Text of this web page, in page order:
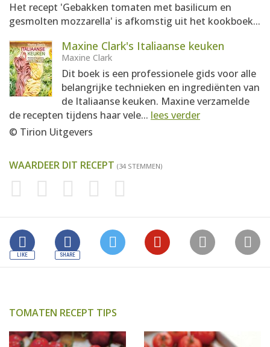
Het recept 'Gebakken tomaten met basilicum en
gesmolten mozzarella' is afkomstig uit het kookboek...
Maxine Clark's Italiaanse keuken
Maxine Clark
Dit boek is een professionele gids voor alle
belangrijke technieken en ingrediënten van
de Italiaanse keuken. Maxine verzamelde
de recepten tijdens haar vele... lees verder
© Tirion Uitgevers
WAARDEER DIT RECEPT (34 STEMMEN)
TOMATEN RECEPT TIPS